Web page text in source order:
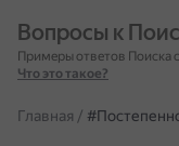
Вопросы к
Примеры ответов Поиска
Что это такое?
Главная /